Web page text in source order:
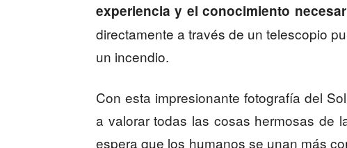
experiencia y el conocimiento
directamente a través de un telescopio
un incendio.
Con esta impresionante fotografía del
a valorar todas las cosas hermosas de
espera que los humanos se unan más